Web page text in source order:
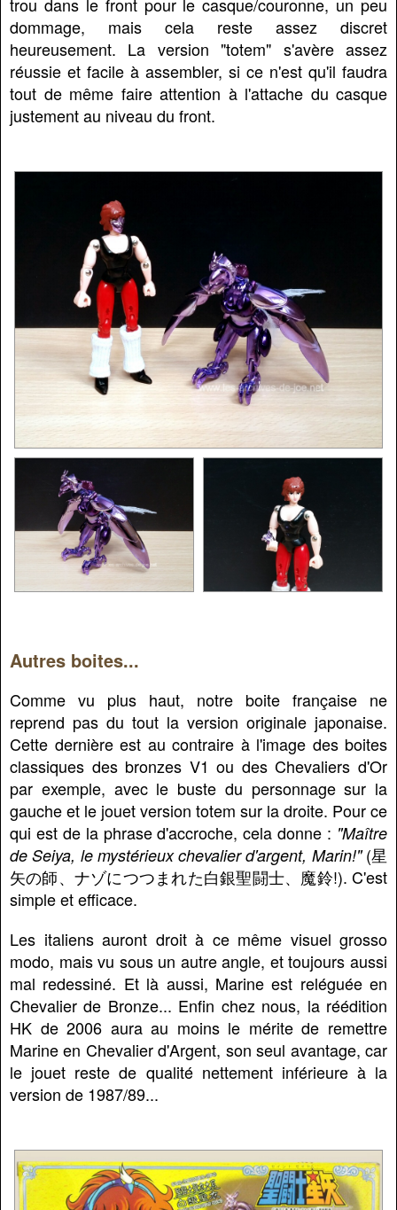
dommage, mais cela reste assez discret
heureusement. La version "totem" s'avère assez
réussie et facile à assembler, si ce n'est qu'il faudra
tout de même faire attention à l'attache du casque
justement au niveau du front.
Autres boites...
Comme vu plus haut, notre boite française ne
reprend pas du tout la version originale japonaise.
Cette dernière est au contraire à l'image des boites
classiques des bronzes V1 ou des Chevaliers d'Or
par exemple, avec le buste du personnage sur la
gauche et le jouet version totem sur la droite. Pour ce
qui est de la phrase d'accroche, cela donne : "Maître
de Seiya, le mystérieux chevalier d'argent, Marin!"(星
矢の師、ナゾにつつまれた白銀聖闘士、魔鈴!). C'est
simple et efficace.
Les italiens auront droit à ce même visuel grosso
modo, mais vu sous un autre angle, et toujours aussi
mal redessiné. Et là aussi, Marine est reléguée en
Chevalier de Bronze... Enfin chez nous, la réédition
HK de 2006 aura au moins le mérite de remettre
Marine en Chevalier d'Argent, son seul avantage, car
le jouet reste de qualité nettement inférieure à la
version de 1987/89...